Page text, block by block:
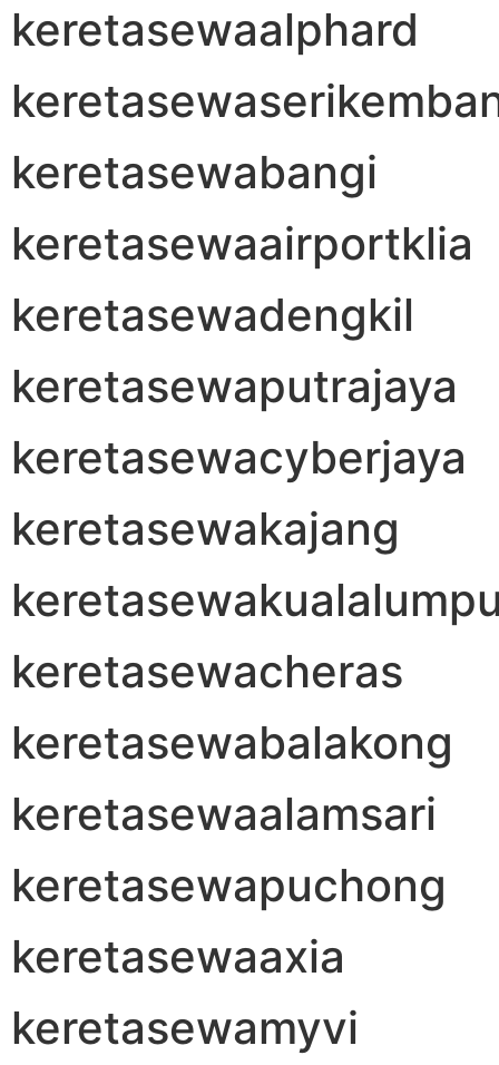
keretasewaalphard
keretasewabangi
keretasewaairportklia
keretasewadengkil
keretasewaputrajaya
keretasewacyberjaya
keretasewakajang
keretasewacheras
keretasewabalakong
keretasewaalamsari
keretasewapuchong
keretasewaaxia
keretasewamyvi